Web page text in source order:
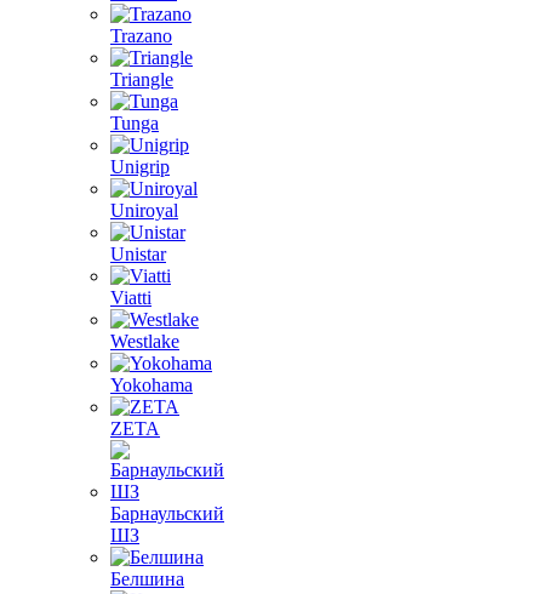
Trazano
Triangle
Tunga
Unigrip
Uniroyal
Unistar
Viatti
Westlake
Yokohama
ZETA
Барнаульский
ШЗ
Белшина